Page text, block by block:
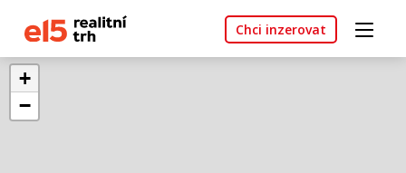
Chci inzerovat
+
−